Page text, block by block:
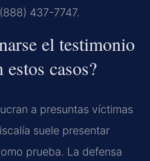
437-7747.
el testimonio
casos?
a presuntas víctimas
suele presentar
prueba. La defensa